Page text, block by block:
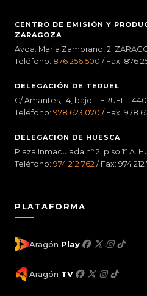
CENTRO DE EMISIÓN Y
ZARAGOZA
Avda. María Zambrano, 2.
Teléfono: 876 256 500 / Fax: 876
DELEGACIÓN DE TERUEL
C/ Amantes, 14, bajo. TERUEL -
Teléfono: 978 623 070 / Fax: 978
DELEGACIÓN DE HUESCA
Plaza Inmaculada nº 2, piso 1º A.
Teléfono: 974 212 762 / Fax: 974 212
PLATAFORMA
Aragón Play
Aragón TV